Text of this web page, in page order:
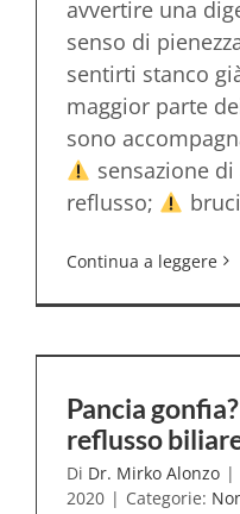
avvertire una
senso di
sentirti stanco
maggior parte
sono
sensazione
reflusso;
Continua a leggere
Pancia
reflusso
Di Dr. Mirko Alonzo |
2020 | Categorie: